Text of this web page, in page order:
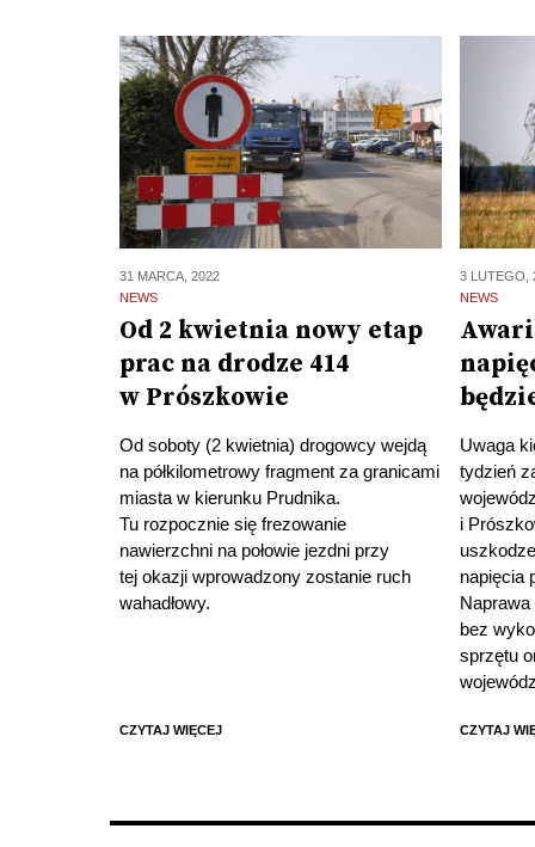
31 MARCA, 2022
NEWS
Od 2 kwietnia nowy etap
prac na drodze 414
w Prószkowie
Od soboty (2 kwietnia) drogowcy wejdą
na półkilometrowy fragment za granicami
miasta w kierunku Prudnika.
Tu rozpocznie się frezowanie
nawierzchni na połowie jezdni przy
tej okazji wprowadzony zostanie ruch
wahadłowy.
CZYTAJ WIĘCEJ
3 LUTEGO,
NEWS
Uwaga
tydzień
i
napięcia
bez
sprzętu
CZYTAJ